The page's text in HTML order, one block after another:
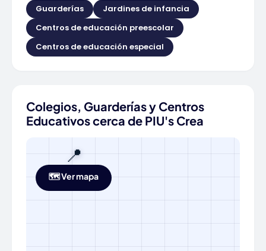
Guarderías
Jardines de infancia
Centros de educación preescolar
Centros de educación especial
Colegios, Guarderías y Centros
Educativos cerca de PIU's Crea
📍
🗺️ Ver mapa